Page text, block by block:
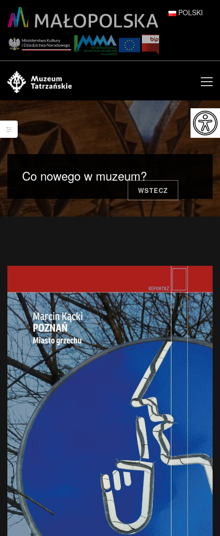
POLSKI
ENGLISH
ESPAÑOL
FRANÇAIS
ITALIANO
日本語
Co nowego w muzeum?
WSTECZ